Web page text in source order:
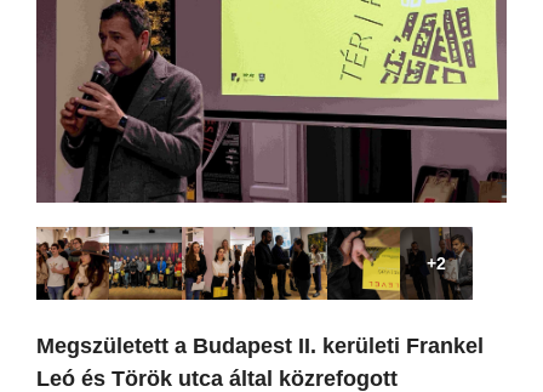
+2
Megszületett a Budapest II. kerületi Frankel
Leó és Török utca által közrefogott